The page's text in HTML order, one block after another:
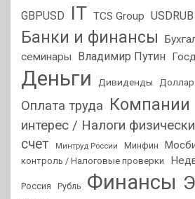
GBPUSD IT TCS Group USDRUB
Банки и финансы
семинары
Владимир Путин
Деньги Дивиденды Доллар
Оплата труда Компании
интерес / Налоги
счет
Минтруд России Минфин
контроль / Налоговые проверки
Россия Рубль Финансы